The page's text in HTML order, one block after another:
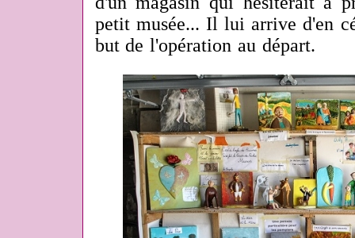
petit musée... Il lui arrive d'en
but de l'opération au départ.